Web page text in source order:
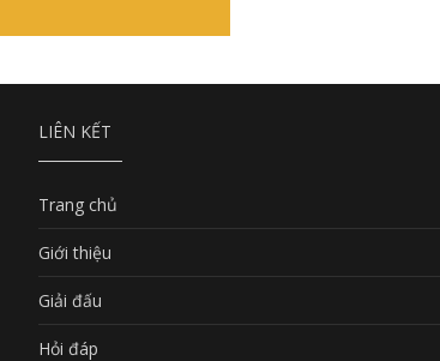
LIÊN KẾT
Trang chủ
Giới thiệu
Giải đấu
Hỏi đáp